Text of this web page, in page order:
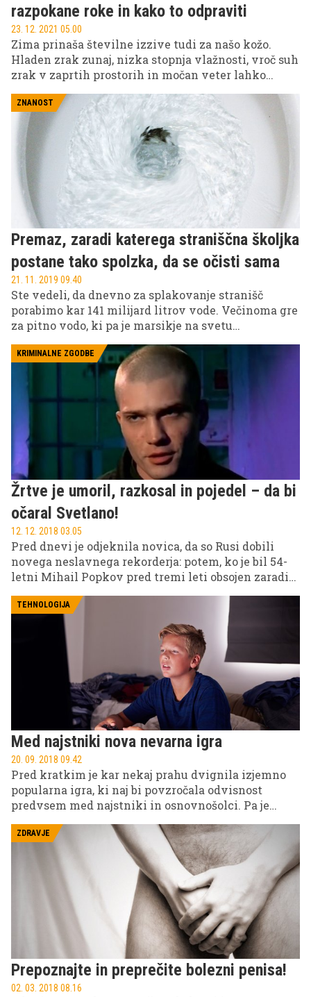
razpokane roke in kako to odpraviti
23. 12. 2021 05.00
Zima prinaša številne izzive tudi za našo kožo.
Hladen zrak zunaj, nizka stopnja vlažnosti, vroč suh
zrak v zaprtih prostorih in močan veter lahko
povzročijo spremembe na koži. Ko začne koža
izgubljati vlago, imamo občutek napetosti in
hrapavosti, in če suhosti ne odpravimo, lahko to
vodi v zelo napeto kožo, razpokanost, srbečico in
luskavico. Je koža na vaših rokah suha in
razpokana? Ob neustrezni negi lahko nastanejo celo
krvavitve in hude bolečine. Dobra novica je, da suha
koža (strokovno kseroza) v jesenskem in zimskem
času ni neizogibna. In če razumemo, kateri
dejavniki vplivajo na suho kožo, lahko bodisi
preprečimo pojav suhe kože na rokah ali ga
odpravimo. Z nekaj spremembami v svojem
vsakdanu in pri negi kože boste lahko tudi v
hladnih mesecih ohranili videz mehke, gladke in
prožne kože.
ZNANOST
Premaz, zaradi katerega straniščna školjka
postane tako spolzka, da se očisti sama
21. 11. 2019 09.40
Ste vedeli, da dnevno za splakovanje stranišč
porabimo kar 141 milijard litrov vode. Večinoma gre
za pitno vodo, ki pa je marsikje na svetu
primanjkuje. Znanstveniki so zdaj razvili izjemno
spolzek premaz, ki bi lahko to količino drastično
KRIMINALNE ZGODBE
Žrtve je umoril, razkosal in pojedel – da bi
očaral Svetlano!
12. 12. 2018 03.05
Pred dnevi je odjeknila novica, da so Rusi dobili
novega neslavnega rekorderja: potem, ko je bil 54-
letni Mihail Popkov pred tremi leti obsojen zaradi
umorov in 10 posilstev. Pretresljivo število žrtev ga
postavlja na sam vrh neslavne lestvice najhujših
serijskih morilcev tako v ruski kot tudi sovjetski
zgodovini, še zdaleč pa ni edini: čeprav ima uradno
na vesti 'samo' 9 ljudi, Aleksander Bičkov po
okrutnosti ne zaostaja veliko za svojim
sodržavljanom – svojih žrtev ni samo umoril in
razkosal, temveč je organe nekaterih celo pojedel.
TEHNOLOGIJA
Med najstniki nova nevarna igra
20. 09. 2018 09.42
Pred kratkim je kar nekaj prahu dvignila izjemno
popularna igra, ki naj bi povzročala odvisnost
predvsem med najstniki in osnovnošolci. Pa je
ZDRAVJE
Prepoznajte in preprečite bolezni penisa!
02. 03. 2018 08.16